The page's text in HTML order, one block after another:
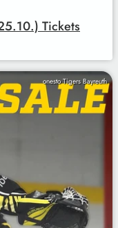
Tickets
onesto Tigers Bayreuth